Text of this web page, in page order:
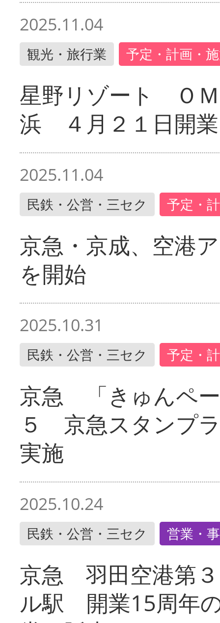
2025.11.04
観光・旅行業 予定・計画・
星野リゾート Ｏ
浜 ４月２１日開業
2025.11.04
民鉄・公営・三セク 予定・
京急・京成、空港
を開始
2025.10.31
民鉄・公営・三セク 予定・
京急 「きゅんペ
５ 京急スタンプ
実施
2025.10.24
民鉄・公営・三セク 営業・
京急 羽田空港第
ル駅 開業15周年